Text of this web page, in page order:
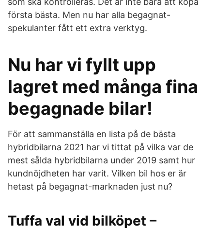
första bästa. Men nu har alla begagnat-
spekulanter fått ett extra verktyg.
Nu har vi fyllt upp
lagret med många fina
begagnade bilar!
För att sammanställa en lista på de bästa
hybridbilarna 2021 har vi tittat på vilka var de
mest sålda hybridbilarna under 2019 samt hur
kundnöjdheten har varit. Vilken bil hos er är
hetast på begagnat-marknaden just nu?
Tuffa val vid bilköpet –